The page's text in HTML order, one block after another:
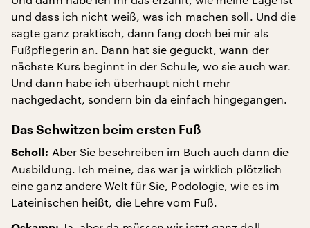
und dass ich nicht weiß, was ich machen soll. Und die
sagte ganz praktisch, dann fang doch bei mir als
Fußpflegerin an. Dann hat sie geguckt, wann der
nächste Kurs beginnt in der Schule, wo sie auch war.
Und dann habe ich überhaupt nicht mehr
nachgedacht, sondern bin da einfach hingegangen.
Das Schwitzen beim ersten Fuß
Scholl: Aber Sie beschreiben im Buch auch dann die
Ausbildung. Ich meine, das war ja wirklich plötzlich
eine ganz andere Welt für Sie, Podologie, wie es im
Lateinischen heißt, die Lehre vom Fuß.